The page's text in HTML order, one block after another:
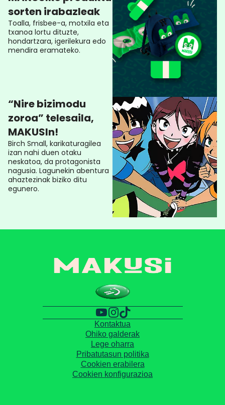
sorten irabazleak
Toalla, frisbee-a, motxila eta
txanoa lortu dituzte,
hondartzara, igerilekura edo
mendira eramateko.
“Nire bizimodu
zoroa” telesaila,
MAKUSIn!
Birch Small, karikaturagilea
izan nahi duen otaku
neskatoa, da protagonista
nagusia. Lagunekin abentura
ahaztezinak biziko ditu
egunero.
Kontaktua
Ohiko galderak
Lege oharra
Pribatutasun politika
Cookien erabilera
Cookien konfigurazioa